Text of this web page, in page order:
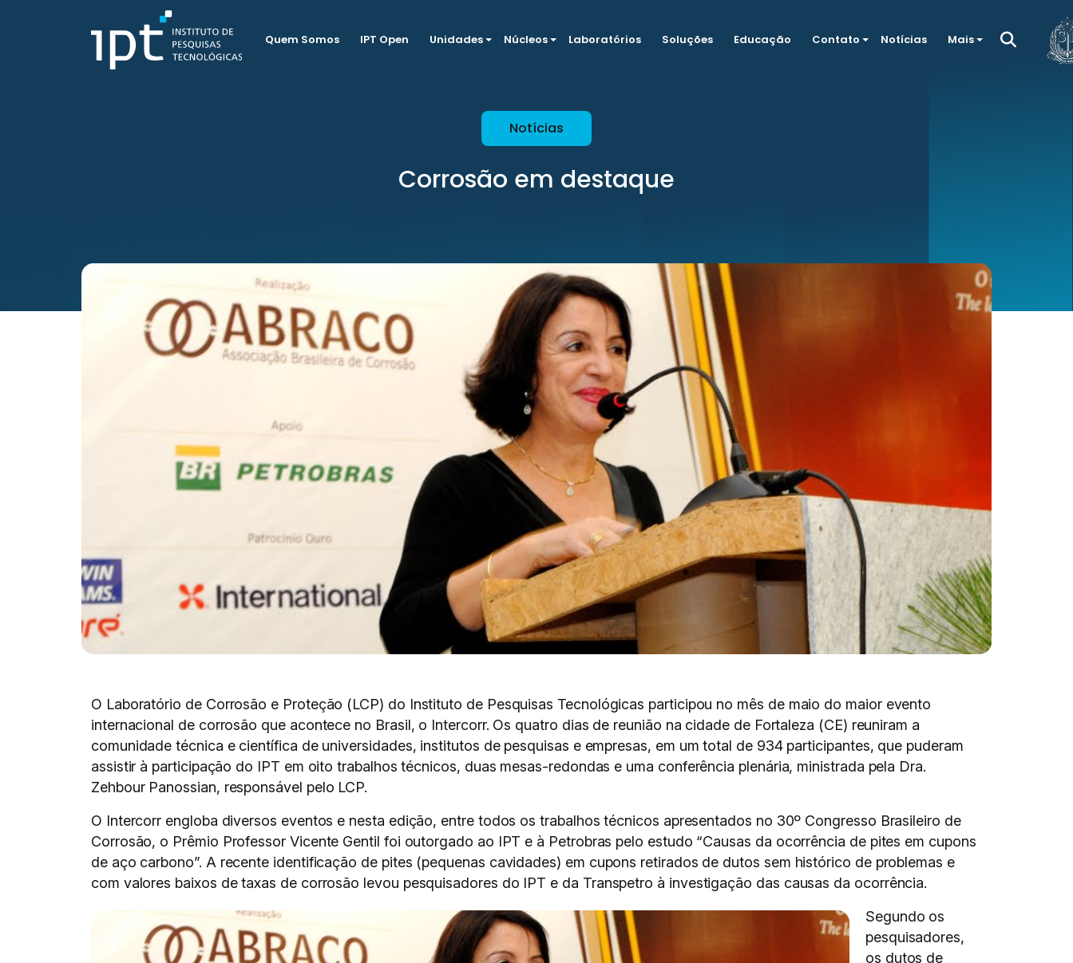
Quem Somos IPT Open Unidades Núcleos Laboratórios Soluções Educação Contato Notícias Mais
Notícias
Corrosão em destaque
O Laboratório de Corrosão e Proteção (LCP) do Instituto de Pesquisas Tecnológicas participou no mês de maio do maior evento
internacional de corrosão que acontece no Brasil, o Intercorr. Os quatro dias de reunião na cidade de Fortaleza (CE) reuniram a
comunidade técnica e científica de universidades, institutos de pesquisas e empresas, em um total de 934 participantes, que puderam
assistir à participação do IPT em oito trabalhos técnicos, duas mesas-redondas e uma conferência plenária, ministrada pela Dra.
Zehbour Panossian, responsável pelo LCP.
O Intercorr engloba diversos eventos e nesta edição, entre todos os trabalhos técnicos apresentados no 30º Congresso Brasileiro de
Corrosão, o Prêmio Professor Vicente Gentil foi outorgado ao IPT e à Petrobras pelo estudo “Causas da ocorrência de pites em cupons
de aço carbono”. A recente identificação de pites (pequenas cavidades) em cupons retirados de dutos sem histórico de problemas e
com valores baixos de taxas de corrosão levou pesquisadores do IPT e da Transpetro à investigação das causas da ocorrência.
Segundo os
pesquisadores,
os dutos de